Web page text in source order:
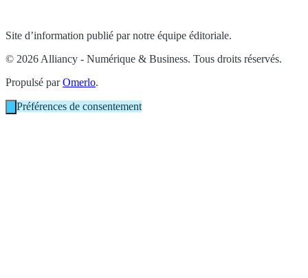
Site d’information publié par notre équipe éditoriale.
© 2026 Alliancy - Numérique & Business. Tous droits réservés.
Propulsé parOmerlo.
Préférences de consentement